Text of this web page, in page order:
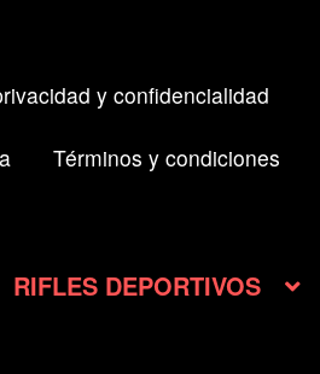
y confidencialidad
Términos y condiciones
RIFLES DEPORTIVOS